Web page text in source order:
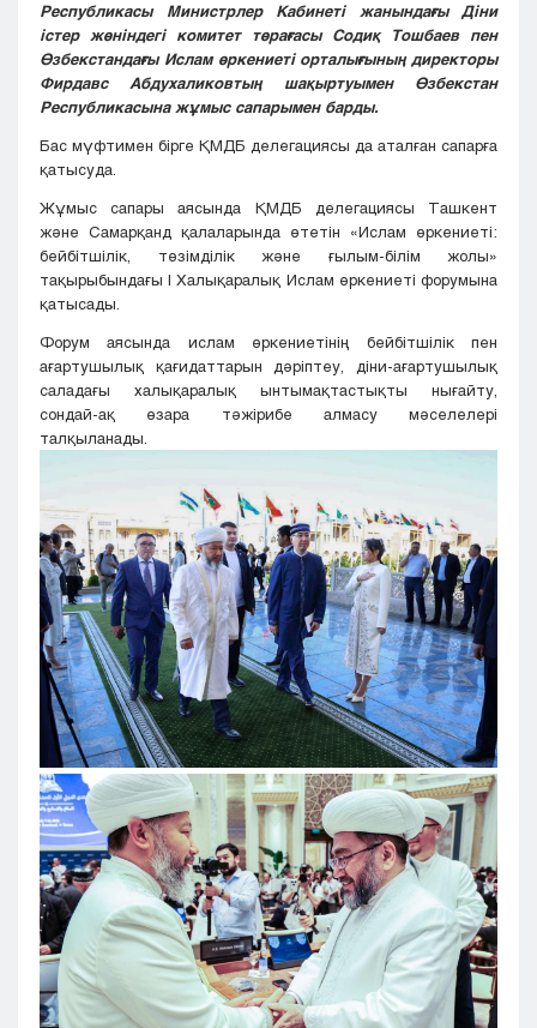
Республикасы Министрлер Кабинеті жанындағы Діни
істер жөніндегі комитет төрағасы Содиқ Тошбаев пен
Өзбекстандағы Ислам өркениеті орталығының директоры
Фирдавс Абдухаликовтың шақыртуымен Өзбекстан
Республикасына жұмыс сапарымен барды.
Бас мүфтимен бірге ҚМДБ делегациясы да аталған сапарға
қатысуда.
Жұмыс сапары аясында ҚМДБ делегациясы Ташкент
және Самарқанд қалаларында өтетін «Ислам өркениеті:
бейбітшілік, төзімділік және ғылым-білім жолы»
тақырыбындағы І Халықаралық Ислам өркениеті форумына
қатысады.
Форум аясында ислам өркениетінің бейбітшілік пен
ағартушылық қағидаттарын дәріптеу, діни-ағартушылық
саладағы халықаралық ынтымақтастықты нығайту,
сондай-ақ өзара тәжірибе алмасу мәселелері
талқыланады.